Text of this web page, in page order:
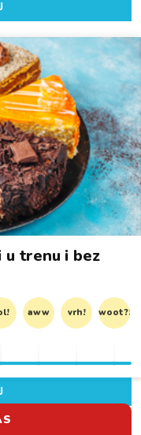
trenu i bez
aww vrh! woot?!